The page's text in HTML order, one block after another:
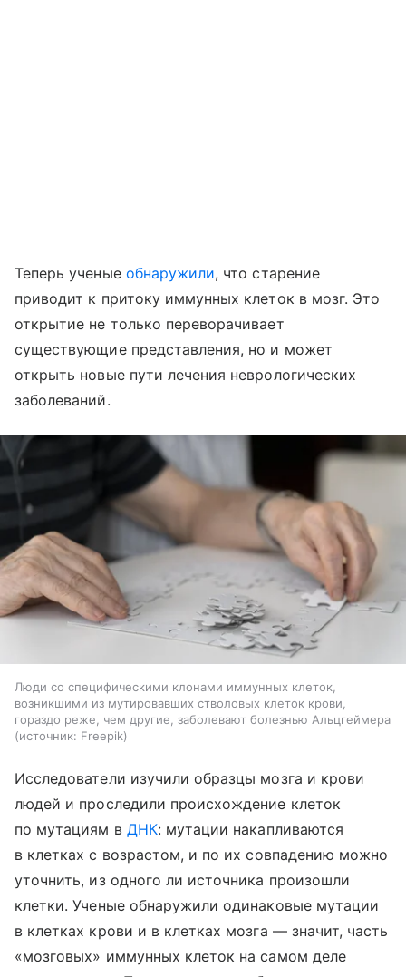
Теперь ученые обнаружили, что старение
приводит к притоку иммунных клеток в мозг. Это
открытие не только переворачивает
существующие представления, но и может
открыть новые пути лечения неврологических
заболеваний.
Люди со специфическими клонами иммунных клеток,
возникшими из мутировавших стволовых клеток крови,
гораздо реже, чем другие, заболевают болезнью Альцгеймера
источник: Freepik
Исследователи изучили образцы мозга и крови
людей и проследили происхождение клеток
по мутациям в ДНК: мутации накапливаются
в клетках с возрастом, и по их совпадению можно
уточнить, из одного ли источника произошли
клетки. Ученые обнаружили одинаковые мутации
в клетках крови и в клетках мозга — значит, часть
«мозговых» иммунных клеток на самом деле